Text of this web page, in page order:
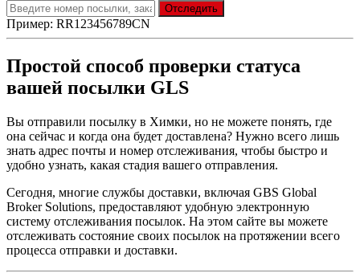
Пример: RR123456789CN
Простой способ проверки статуса
вашей посылки GLS
Вы отправили посылку в Химки, но не можете понять, где
она сейчас и когда она будет доставлена? Нужно всего лишь
знать адрес почты и номер отслеживания, чтобы быстро и
удобно узнать, какая стадия вашего отправления.
Сегодня, многие службы доставки, включая GBS Global
Broker Solutions, предоставляют удобную электронную
систему отслеживания посылок. На этом сайте вы можете
отслеживать состояние своих посылок на протяжении всего
процесса отправки и доставки.